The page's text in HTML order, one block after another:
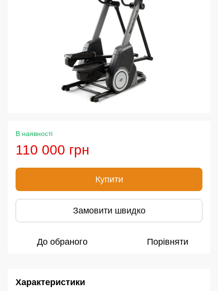
В наявності
110 000 грн
Купити
Замовити швидко
До обраного Порівняти
Характеристики